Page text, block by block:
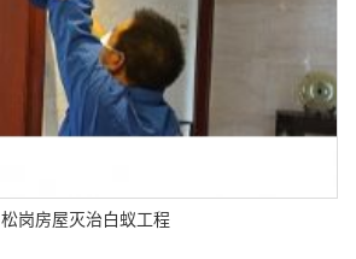
松岗房屋灭治白蚁工程